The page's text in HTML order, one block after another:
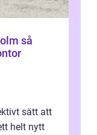
så
sätt att
helt nytt